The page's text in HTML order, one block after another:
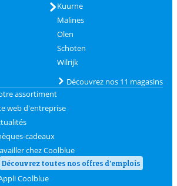
Kuurne
Malines
Olen
Schoten
Wilrijk
Découvrez nos 11 magasins
assortiment
web d'entreprise
cadeaux
chez Coolblue
Découvrez toutes nos offres d'emplois
Coolblue